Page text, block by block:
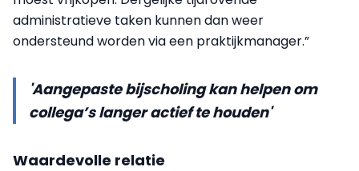
administratieve taken kunnen dan weer
ondersteund worden via een praktijkmanager.”
'Aangepaste bijscholing kan helpen om
collega’s langer actief te houden'
Waardevolle relatie